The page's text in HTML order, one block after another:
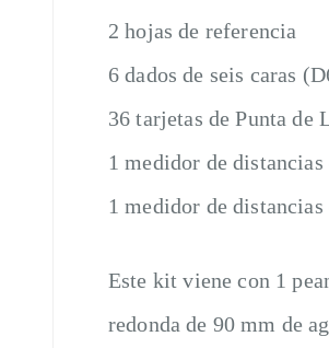
2 hojas de referencia
6 dados de seis caras
36 tarjetas de Punta de
1 medidor de
1 medidor de
Este kit viene con 1
redonda de 90 mm de